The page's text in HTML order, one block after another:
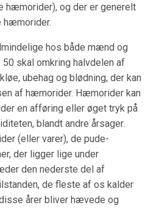
hæmorider), og der er generelt
hæmorider.
hos både mænd og
skal omkring halvdelen af
ubehag og blødning, der kan
af hæmorider. Hæmorider kan
en afføring eller øget tryk på
blandt andre årsager.
(eller varer), de pude-
der ligger lige under
den nederste del af
de fleste af os kalder
årer bliver hævede og